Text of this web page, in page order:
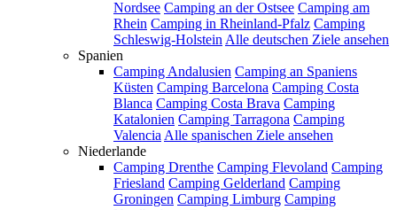
Nordsee Camping an der Ostsee Camping am
Rhein Camping in Rheinland-Pfalz Camping
Schleswig-Holstein Alle deutschen Ziele ansehen
Spanien
Camping Andalusien Camping an Spaniens
Küsten Camping Barcelona Camping Costa
Blanca Camping Costa Brava Camping
Katalonien Camping Tarragona Camping
Valencia Alle spanischen Ziele ansehen
Niederlande
Camping Drenthe Camping Flevoland Camping
Friesland Camping Gelderland Camping
Groningen Camping Limburg Camping